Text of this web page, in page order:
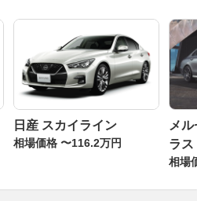
日産 スカイライン
相場価格 〜116.2万円
メ
ラス
相場